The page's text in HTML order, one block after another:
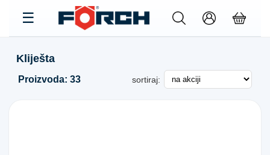
Kliješta
Proizvoda: 33 sortiraj: